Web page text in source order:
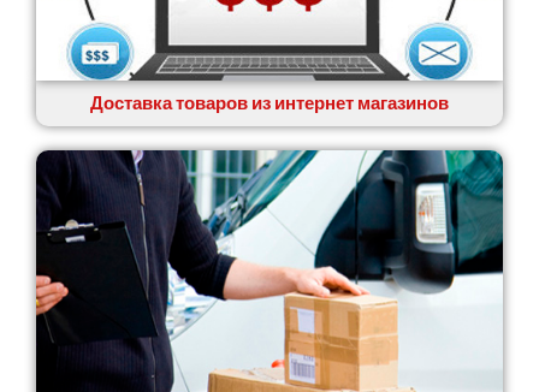
Доставка товаров из интернет магазинов